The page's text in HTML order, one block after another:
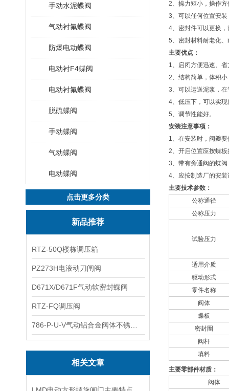
手动水泥蝶阀
气动衬氟蝶阀
防爆电动蝶阀
电动衬F4蝶阀
电动衬氟蝶阀
脱硫蝶阀
手动蝶阀
气动蝶阀
电动蝶阀
点击更多分类
新品推荐
RTZ-50Q楼栋调压箱
PZ273H电液动刀闸阀
D671X/D671F气动软密封蝶阀
RTZ-FQ调压阀
相关文章
2、操力矩小，操作
3、可以任何位置安
4、密封件可以更换
5、密封材料耐老化
主要优点：
1、启闭方便迅速、
2、结构简单，体积
3、可以运送泥浆，
4、低压下，可以实
5、调节性能好。
安装注意事项：
1、在安装时，阀瓣
2、开启位置应按蝶
3、带有旁通阀的蝶
4、应按制造厂的安
主要技术参数：
公称通径
公称压力
试验压力
适用介质
驱动形式
零件名称
阀体
蝶板
密封圈
阀杆
填料
主要零部件材质：
阀体